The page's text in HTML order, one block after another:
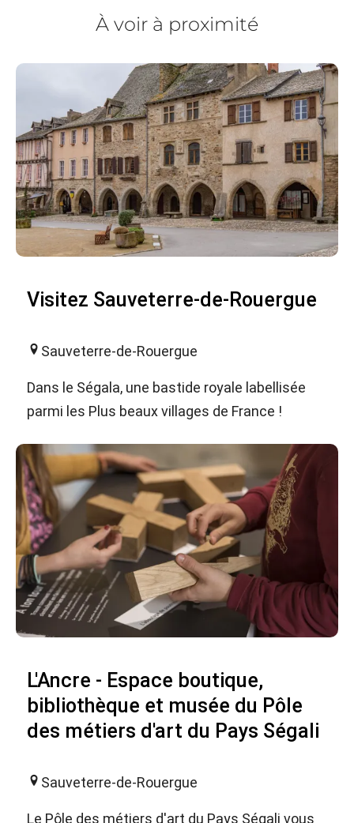
À voir à proximité
Visitez Sauveterre-de-Rouergue
Sauveterre-de-Rouergue
Dans le Ségala, une bastide royale labellisée
parmi les Plus beaux villages de France !
L'Ancre - Espace boutique,
bibliothèque et musée du Pôle
des métiers d'art du Pays Ségali
Sauveterre-de-Rouergue
Le Pôle des métiers d'art du Pays Ségali vous